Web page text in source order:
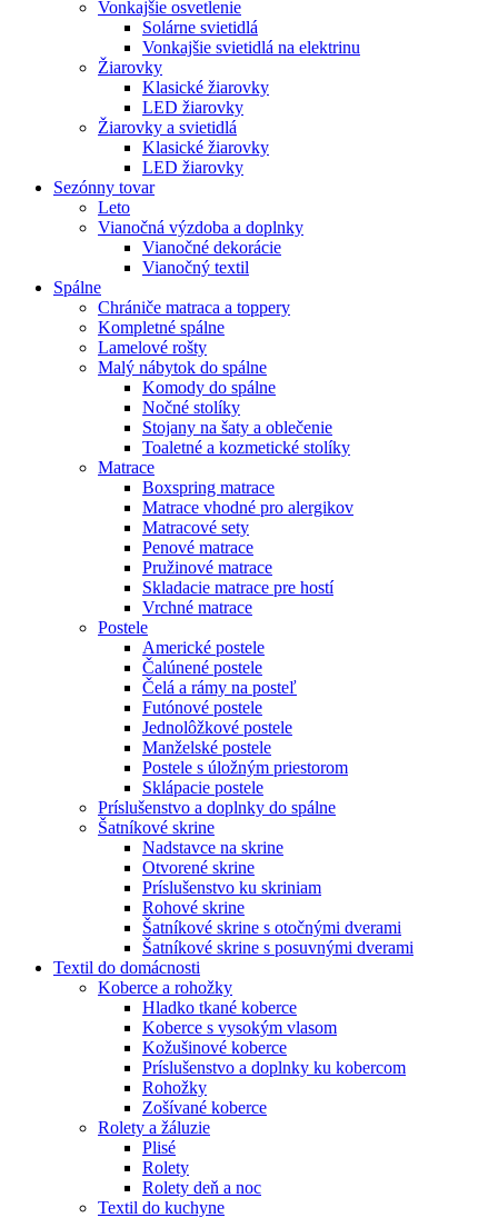
Vonkajšie osvetlenie
Solárne svietidlá
Vonkajšie svietidlá na elektrinu
Žiarovky
Klasické žiarovky
LED žiarovky
Žiarovky a svietidlá
Klasické žiarovky
LED žiarovky
Sezónny tovar
Leto
Vianočná výzdoba a doplnky
Vianočné dekorácie
Vianočný textil
Spálne
Chrániče matraca a toppery
Kompletné spálne
Lamelové rošty
Malý nábytok do spálne
Komody do spálne
Nočné stolíky
Stojany na šaty a oblečenie
Toaletné a kozmetické stolíky
Matrace
Boxspring matrace
Matrace vhodné pro alergikov
Matracové sety
Penové matrace
Pružinové matrace
Skladacie matrace pre hostí
Vrchné matrace
Postele
Americké postele
Čalúnené postele
Čelá a rámy na posteľ
Futónové postele
Jednolôžkové postele
Manželské postele
Postele s úložným priestorom
Sklápacie postele
Príslušenstvo a doplnky do spálne
Šatníkové skrine
Nadstavce na skrine
Otvorené skrine
Príslušenstvo ku skriniam
Rohové skrine
Šatníkové skrine s otočnými dverami
Šatníkové skrine s posuvnými dverami
Textil do domácnosti
Koberce a rohožky
Hladko tkané koberce
Koberce s vysokým vlasom
Kožušinové koberce
Príslušenstvo a doplnky ku kobercom
Rohožky
Zošívané koberce
Rolety a žáluzie
Plisé
Rolety
Rolety deň a noc
Textil do kuchyne